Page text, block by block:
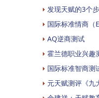
发现天赋的3个
国际标准情商（
AQ逆商测试
霍兰德职业兴趣
国际标准智商测
元天赋测评《九